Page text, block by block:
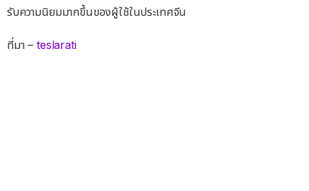
รับความนิยมมากขึ้นของผู้ใช้ในประเทศจีน
ที่มา –teslarati